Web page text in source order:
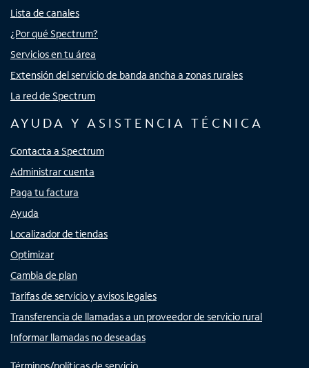
Lista de canales
¿Por qué Spectrum?
Servicios en tu área
Extensión del servicio de banda ancha a zonas rurales
La red de Spectrum
AYUDA Y ASISTENCIA TÉCNICA
Contacta a Spectrum
Administrar cuenta
Paga tu factura
Ayuda
Localizador de tiendas
Optimizar
Cambia de plan
Tarifas de servicio y avisos legales
Transferencia de llamadas a un proveedor de servicio rural
Informar llamadas no deseadas